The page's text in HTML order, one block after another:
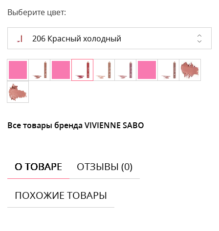
Выберите цвет:
206 Красный холодный
Все товары бренда VIVIENNE SABO
О ТОВАРЕ ОТЗЫВЫ (0)
ПОХОЖИЕ ТОВАРЫ